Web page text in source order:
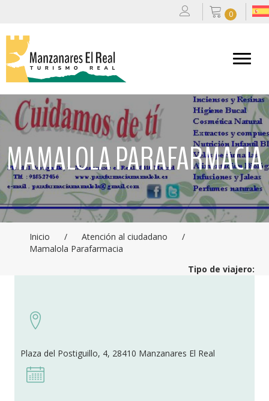
0
MAMALOLA PARAFARMACIA
Inicio / Atención al ciudadano
/
Mamalola Parafarmacia
Tipo de viajero:
Plaza del Postiguillo, 4, 28410 Manzanares El Real